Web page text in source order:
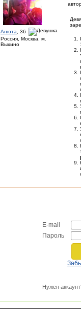
Анюта , 36
Россия, Москва, м.
Выхино
E-mail
Пароль
Нужен